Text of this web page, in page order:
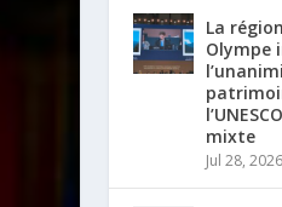
La
Olympe
mixte
Jul 28, 2026